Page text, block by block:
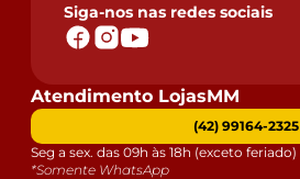
Siga-nos nas redes sociais
Atendimento LojasMM
(42) 99164-2325
Seg a sex. das 09h às 18h (exceto feriado)
*Somente WhatsApp